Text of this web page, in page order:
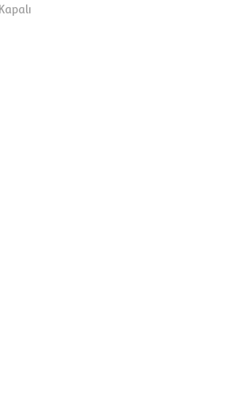
Kapalı